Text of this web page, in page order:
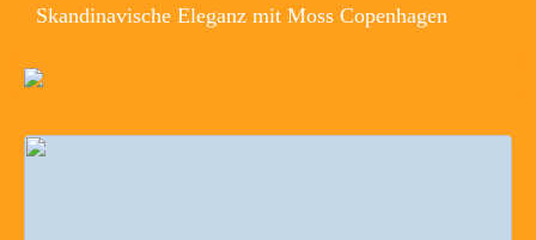
Skandinavische Eleganz mit Moss Copenhagen